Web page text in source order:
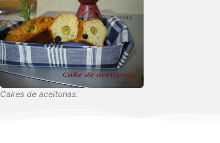
Cakes de aceitunas.